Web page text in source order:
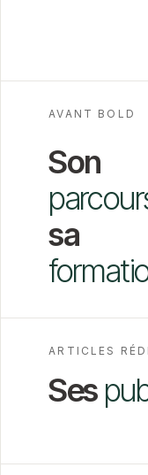
AVANT BOLD
Son
sa
ARTICLES
Ses